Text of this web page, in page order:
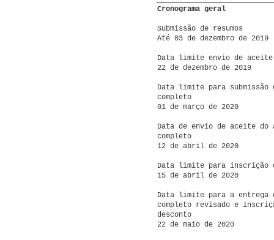
Cronograma geral
Submissão de resumos
Até 03 de dezembro de 2019
Data limite envio de aceite
22 de dezembro de 2019
Data limite para submissão
completo
01 de março de 2020
Data de envio de aceite do
completo
12 de abril de 2020
Data limite para inscrição
15 de abril de 2020
Data limite para a entrega
completo revisado e
desconto
22 de maio de 2020